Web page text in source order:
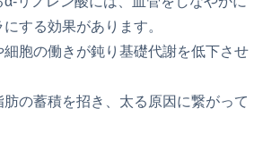
する効果があります。
細胞の働きが鈍り基礎代謝を低下させ
の蓄積を招き、太る原因に繋がって